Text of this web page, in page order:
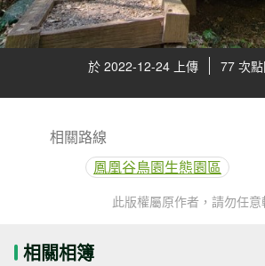
於 2022-12-24 上傳 77 次
相關路線
鳳凰谷鳥園生態園區
此版權屬原作者，請勿任意
相關相簿